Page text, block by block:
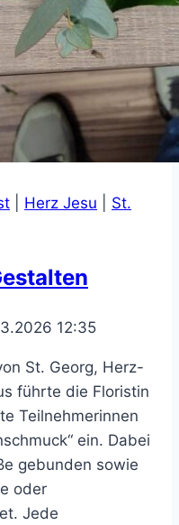
Herz Jesu
St.
12:35
St. Georg, Herz-
führte die Floristin
Teilnehmerinnen
ein. Dabei
gebunden sowie
oder
Jede